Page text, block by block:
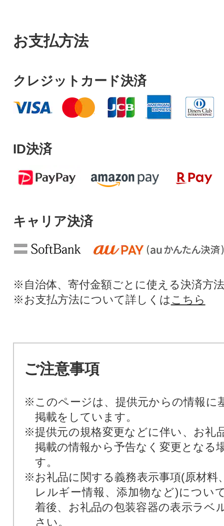
お支払方法
クレジットカード決済
ID決済
キャリア決済
※自治体、寄付金額ごとに使える決済方
※お支払方法について詳しくは こちら
ご注意事項
※このページは、提供元からの情報に
掲載をしています。
※提供元の規格変更などに伴い、お礼
掲載の情報から予告なく変更となる
す。
※お礼品に関する義務表示事項(原材料
レルギー情報、添加物など)につい
着後、お礼品の包装容器の表示ラベ
さい。